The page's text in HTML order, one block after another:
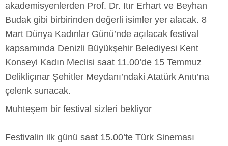
akademisyenlerden Prof. Dr. Itır Erhart ve Beyhan
Budak gibi birbirinden değerli isimler yer alacak. 8
Mart Dünya Kadınlar Günü’nde açılacak festival
kapsamında Denizli Büyükşehir Belediyesi Kent
Konseyi Kadın Meclisi saat 11.00’de 15 Temmuz
Delikliçınar Şehitler Meydanı’ndaki Atatürk Anıtı’na
çelenk sunacak.
Muhteşem bir festival sizleri bekliyor
Festivalin ilk günü saat 15.00’te Türk Sineması